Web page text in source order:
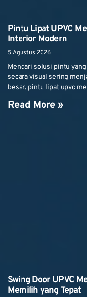
Pintu Lipat UPVC
Interior Modern
5 Agustus 2026
Mencari solusi pintu
secara visual sering
besar. pintu lipat upvc
Read More »
Swing Door UPVC
Memilih yang Tepat